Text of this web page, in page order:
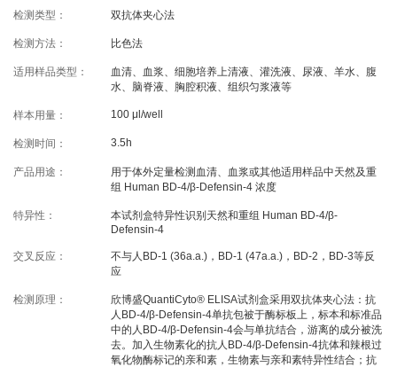
文献引用
技术支持 订购指南
样本处理 实验流程
注意事项
结果数据分析
检测类型： 双抗体夹心法
检测方法： 比色法
适用样品类型：
血清、血浆、细胞培养上清液、灌洗液、尿液、羊水、腹
水、脑脊液、胸腔积液、组织匀浆液等
样本用量： 100 μl/well
检测时间： 3.5h
产品用途：
用于体外定量检测血清、血浆或其他适用样品中天然及重
组 Human BD-4/β-Defensin-4 浓度
特异性：
本试剂盒特异性识别天然和重组 Human BD-4/β-
Defensin-4
交叉反应：
不与人BD-1 (36a.a.)，BD-1 (47a.a.)，BD-2，BD-3等反
应
检测原理：
欣博盛QuantiCyto® ELISA试剂盒采用双抗体夹心法：抗
人BD-4/β-Defensin-4单抗包被于酶标板上，标本和标准品
中的人BD-4/β-Defensin-4会与单抗结合，游离的成分被洗
去。加入生物素化的抗人BD-4/β-Defensin-4抗体和辣根过
氧化物酶标记的亲和素，生物素与亲和素特异性结合；抗